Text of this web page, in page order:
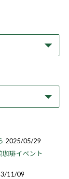
2025/05/29
琲イベント
11/09